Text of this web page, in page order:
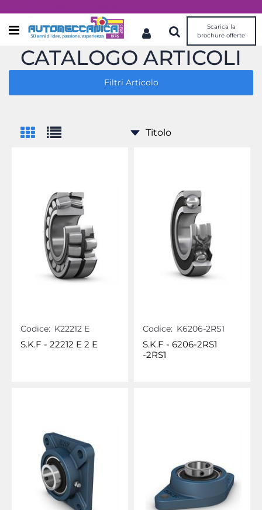
Open menu
Scarica la
brochure offerte
CATALOGO ARTICOLI
Filtri Articolo
Codice: K22212 E
S.K.F - 22212 E 2 E
Codice: K6206-2RS1
S.K.F - 6206-2RS1
-2RS1